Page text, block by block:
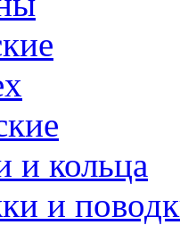
и кольца
и